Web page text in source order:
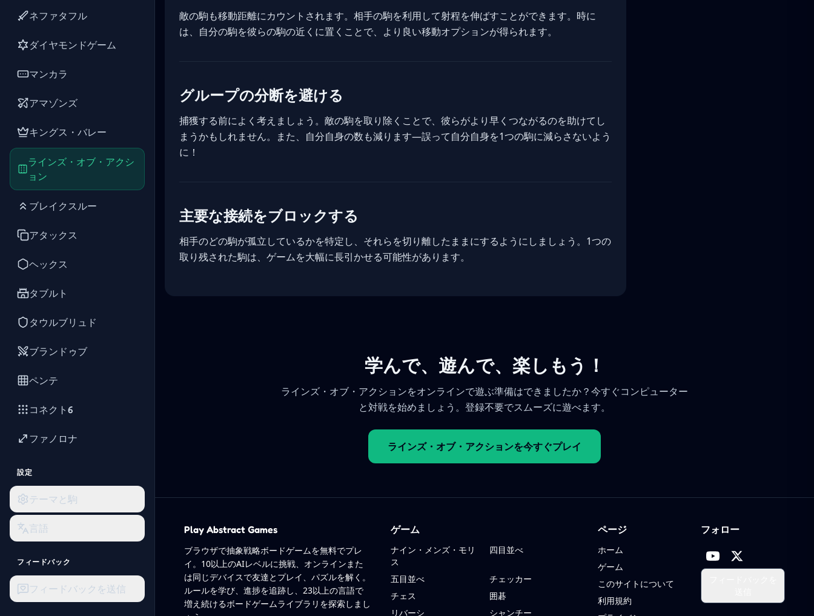
ネファタフル
ダイヤモンドゲーム
マンカラ
アマゾンズ
キングス・バレー
ラインズ・オブ・アクシ
ョン
ブレイクスルー
アタックス
ヘックス
タブルト
タウルブリュド
ブランドゥブ
ペンテ
コネクト6
ファノロナ
設定
テーマと駒
言語
フィードバック
フィードバックを送信
敵の駒も移動距離にカウントされます。相手の駒を利用して射程を伸ばすことができます。時に
は、自分の駒を彼らの駒の近くに置くことで、より良い移動オプションが得られます。
グループの分断を避ける
捕獲する前によく考えましょう。敵の駒を取り除くことで、彼らがより早くつながるのを助けてし
まうかもしれません。また、自分自身の数も減ります—誤って自分自身を1つの駒に減らさないよう
に！
主要な接続をブロックする
相手のどの駒が孤立しているかを特定し、それらを切り離したままにするようにしましょう。1つの
取り残された駒は、ゲームを大幅に長引かせる可能性があります。
学んで、遊んで、楽しもう！
ラインズ・オブ・アクションをオンラインで遊ぶ準備はできましたか？今すぐコンピューター
と対戦を始めましょう。登録不要でスムーズに遊べます。
ラインズ・オブ・アクションを今すぐプレイ
Play Abstract Games
ブラウザで抽象戦略ボードゲームを無料でプレ
イ。10以上のAIレベルに挑戦、オンラインまた
は同じデバイスで友達とプレイ、パズルを解く。
ルールを学び、進捗を追跡し、23以上の言語で
増え続けるボードゲームライブラリを探索しまし
ゲーム
ナイン・メンズ・モリ
ス
四目並べ
五目並べ
チェッカー
チェス
囲碁
リバーシ
シャンチー
ページ
ホーム
ゲーム
このサイトについて
利用規約
フォロー